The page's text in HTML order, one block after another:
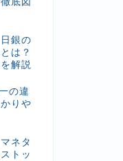
銀の
は？
解説
の違
りや
ネタ
トッ